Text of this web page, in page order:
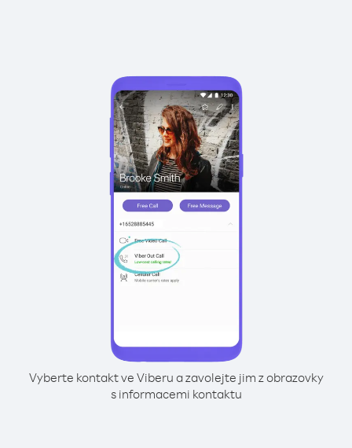
Vyberte kontakt ve Viberu a zavolejte jim z obrazovky
s informacemi kontaktu